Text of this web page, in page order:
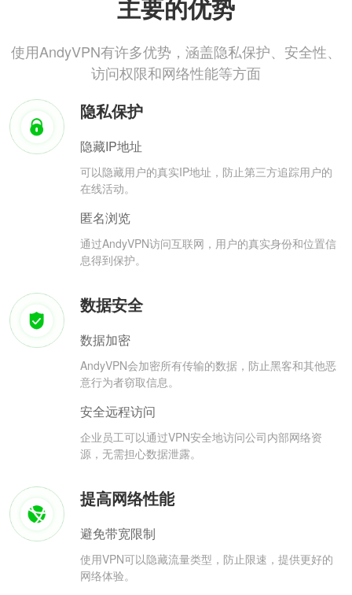
主要的优势
使用AndyVPN有许多优势，涵盖隐私保护、安全性、
访问权限和网络性能等方面
隐私保护
隐藏IP地址
可以隐藏用户的真实IP地址，防止第三方追踪用户的
在线活动。
匿名浏览
通过AndyVPN访问互联网，用户的真实身份和位置信
息得到保护。
数据安全
数据加密
AndyVPN会加密所有传输的数据，防止黑客和其他恶
意行为者窃取信息。
安全远程访问
企业员工可以通过VPN安全地访问公司内部网络资
源，无需担心数据泄露。
提高网络性能
避免带宽限制
使用VPN可以隐藏流量类型，防止限速，提供更好的
网络体验。